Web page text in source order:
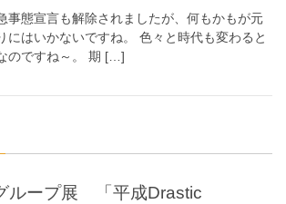
事態宣言も解除されましたが、何もかもが元
にはいかないですね。 色々と時代も変わると
のですね～。 期 […]
ループ展 「平成Drastic